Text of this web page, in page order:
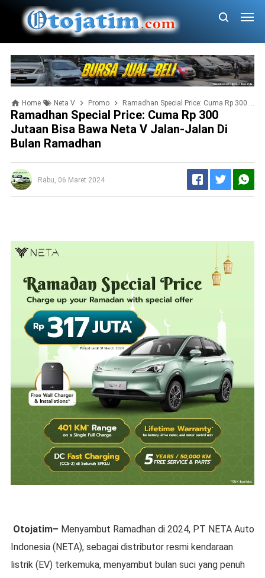
Home Neta V Promo Ramadhan Special Price: Cuma Rp 300 Jutaan Bisa Bawa Neta V Jalan-Jalan Di Bulan Ramadhan
Ramadhan Special Price: Cuma Rp 300
Jutaan Bisa Bawa Neta V Jalan-Jalan Di
Bulan Ramadhan
Rabu, 06 Maret 2024
Otojatim– Menyambut Ramadhan di 2024, PT NETA Auto
Indonesia (NETA), sebagai distributor resmi kendaraan
listrik (EV) terkemuka, menyambut bulan suci yang penuh